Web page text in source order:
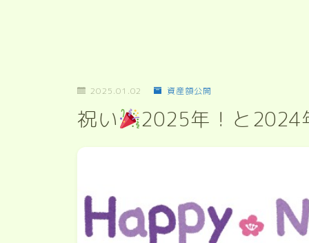
2025.01.02 資産額公開
祝い 2025年！と2024